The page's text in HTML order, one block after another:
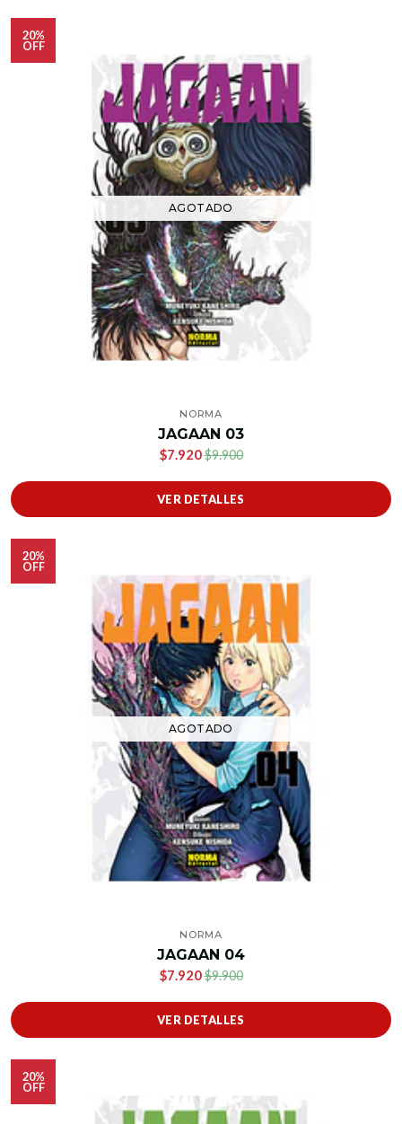
20%
OFF
AGOTADO
NORMA
JAGAAN 03
$7.920$9.900
VER DETALLES
20%
OFF
AGOTADO
NORMA
JAGAAN 04
$7.920$9.900
VER DETALLES
20%
OFF